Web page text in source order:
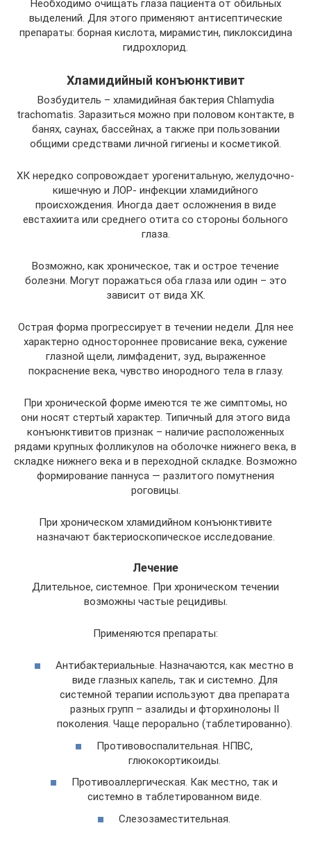
Необходимо очищать глаза пациента от обильных
выделений. Для этого применяют антисептические
препараты: борная кислота, мирамистин, пиклоксидина
гидрохлорид.
Хламидийный конъюнктивит
Возбудитель – хламидийная бактерия Chlamydia
trachomatis. Заразиться можно при половом контакте, в
банях, саунах, бассейнах, а также при пользовании
общими средствами личной гигиены и косметикой.
ХК нередко сопровождает урогенитальную, желудочно-
кишечную и ЛОР- инфекции хламидийного
происхождения. Иногда дает осложнения в виде
евстахиита или среднего отита со стороны больного
глаза.
Возможно, как хроническое, так и острое течение
болезни. Могут поражаться оба глаза или один – это
зависит от вида ХК.
Острая форма прогрессирует в течении недели. Для нее
характерно одностороннее провисание века, сужение
глазной щели, лимфаденит, зуд, выраженное
покраснение века, чувство инородного тела в глазу.
При хронической форме имеются те же симптомы, но
они носят стертый характер. Типичный для этого вида
конъюнктивитов признак – наличие расположенных
рядами крупных фолликулов на оболочке нижнего века, в
складке нижнего века и в переходной складке. Возможно
формирование паннуса — разлитого помутнения
роговицы.
При хроническом хламидийном конъюнктивите
назначают бактериоскопическое исследование.
Лечение
Длительное, системное. При хроническом течении
возможны частые рецидивы.
Применяются препараты:
Антибактериальные. Назначаются, как местно в
виде глазных капель, так и системно. Для
системной терапии используют два препарата
разных групп – азалиды и фторхинолоны II
поколения. Чаще перорально (таблетированно).
Противовоспалительная. НПВС,
глюкокортикоиды.
Противоаллергическая. Как местно, так и
системно в таблетированном виде.
Слезозаместительная.